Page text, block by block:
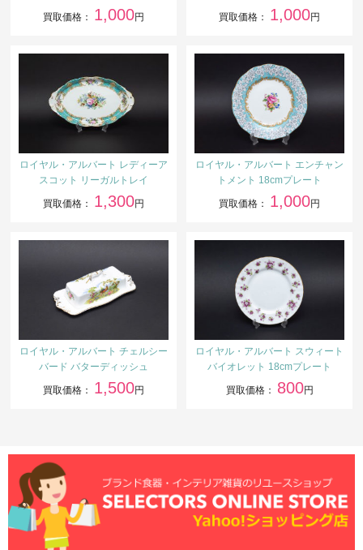
買取価格： 1,000円 買取価格： 1,000円
ロイヤル・アルバート レディーア
スコット リーガルトレイ
買取価格： 1,300円
ロイヤル・アルバート エンチャン
トメント 18cmプレート
買取価格： 1,000円
ロイヤル・アルバート チェルシー
バード バターディッシュ
買取価格： 1,500円
ロイヤル・アルバート スウィート
バイオレット 18cmプレート
買取価格： 800円